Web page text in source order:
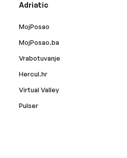
Adriatic
MojPosao
MojPosao.ba
Vrabotuvanje
Hercul.hr
Virtual Valley
Pulser